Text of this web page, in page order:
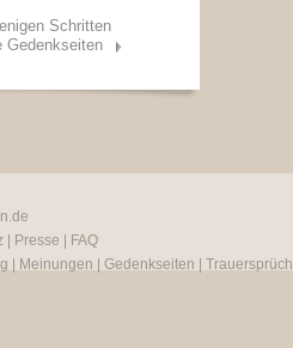
Schritten
Gedenkseiten
Presse
FAQ
Meinungen Gedenkseiten